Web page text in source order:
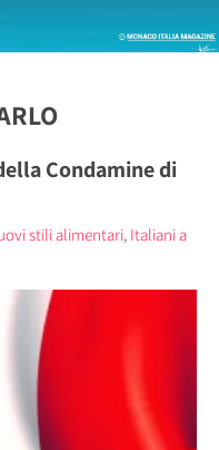
Condamine di
stili alimentari, Italiani a